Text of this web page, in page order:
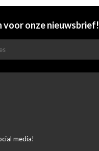
voor onze nieuwsbrief!
media!